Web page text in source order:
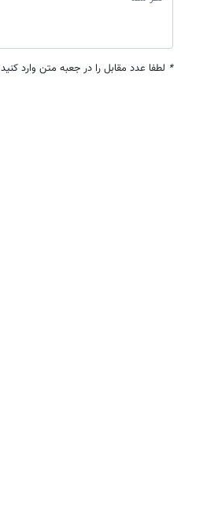
* لطفا عدد مقابل را در جعبه متن وارد کنید